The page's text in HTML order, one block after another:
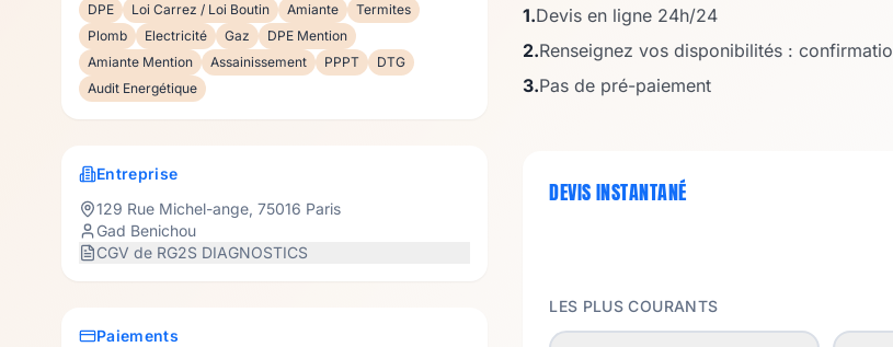
DPE Loi Carrez / Loi Boutin Amiante
Termites
Plomb
Electricité Gaz
DPE Mention
Amiante Mention
Assainissement PPPT
DTG
Audit Energétique
Entreprise
129 Rue Michel-ange, 75016 Paris
Gad Benichou
CGV de RG2S DIAGNOSTICS
Paiements
1.Devis en ligne 24h/24
2.Renseignez vos disponibilités :
3.Pas de pré-paiement
DEVIS INSTANTANÉ
LES PLUS COURANTS